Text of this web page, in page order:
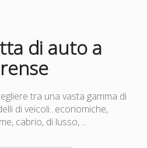
di auto a
tra una vasta gamma di
di veicoli...economiche,
cabrio, di lusso, ...